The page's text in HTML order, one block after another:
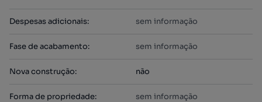
Despesas adicionais: sem informação
Fase de acabamento: sem informação
Nova construção: não
Forma de propriedade: sem informação